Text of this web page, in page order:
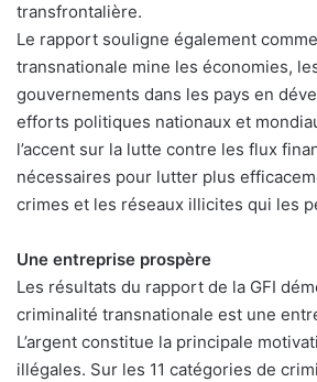
transfrontalière.
Le rapport souligne également
transnationale mine les économies,
gouvernements dans les pays en
efforts politiques nationaux et
l’accent sur la lutte contre les flux
nécessaires pour lutter plus
crimes et les réseaux illicites qui les
Une entreprise prospère
Les résultats du rapport de la GFI
criminalité transnationale est une
L’argent constitue la principale
illégales. Sur les 11 catégories de